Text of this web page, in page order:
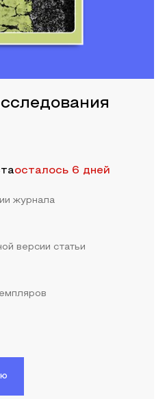
осталось 6 дней
журнала
версии статьи